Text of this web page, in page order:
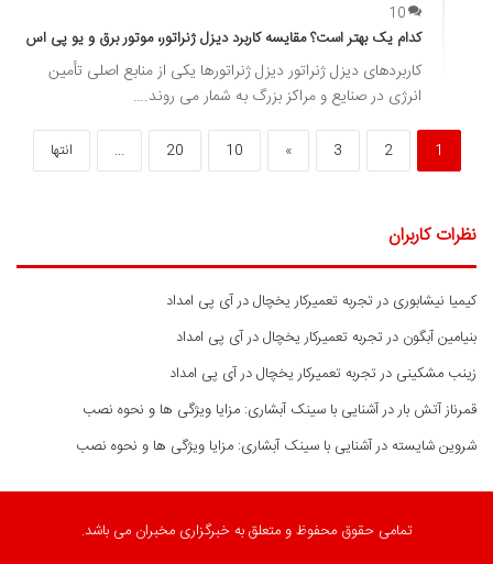
10
کدام یک بهتر است؟ مقایسه کاربرد دیزل ژنراتور، موتور برق و یو پی اس
کاربردهای دیزل ژنراتور دیزل ژنراتورها یکی از منابع اصلی تأمین
انرژی در صنایع و مراکز بزرگ به شمار می روند.…
1
2
3
»
10
20
... انتها
نظرات کاربران
کیمیا نیشابوری درتجربه تعمیرکار یخچال در آی پی امداد
بنیامین آبگون درتجربه تعمیرکار یخچال در آی پی امداد
زینب مشکینی درتجربه تعمیرکار یخچال در آی پی امداد
قمرناز آتش باردرآشنایی با سینک آبشاری: مزایا ویژگی ها و نحوه نصب
شروین شایسته درآشنایی با سینک آبشاری: مزایا ویژگی ها و نحوه نصب
تمامی حقوق محفوظ و متعلق به خبرگزاری مخبران می باشد.